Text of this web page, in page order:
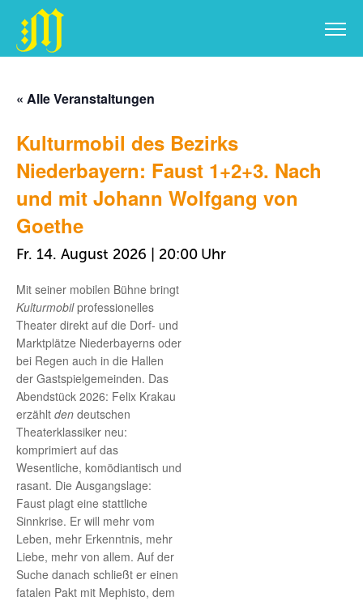
springen
« Alle Veranstaltungen
Kulturmobil des Bezirks
Niederbayern: Faust 1+2+3. Nach
und mit Johann Wolfgang von
Goethe
Fr. 14. August 2026 | 20:00
Mit seiner mobilen Bühne bringt
Kulturmobilprofessionelles
Theater direkt auf die Dorf- und
Marktplätze Niederbayerns oder
bei Regen auch in die Hallen
der Gastspielgemeinden. Das
Abendstück 2026: Felix Krakau
erzählt den deutschen
Theaterklassiker neu:
komprimiert auf das
Wesentliche, komödiantisch und
rasant. Die Ausgangslage:
Faust plagt eine stattliche
Sinnkrise. Er will mehr vom
Leben, mehr Erkenntnis, mehr
Liebe, mehr von allem. Auf der
Suche danach schließt er einen
fatalen Pakt mit Mephisto, dem